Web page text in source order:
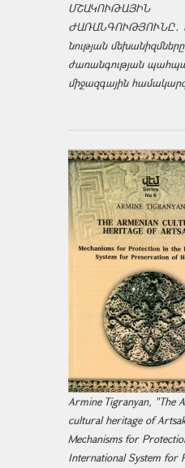
ՄՇԱԿՈՒԹԱՅԻՆ
նության մեխանիզմները
ժառանգության
միջազ­գային
Armine Tigranyan, "The
cultural heritage of
Mechanisms for
International System for